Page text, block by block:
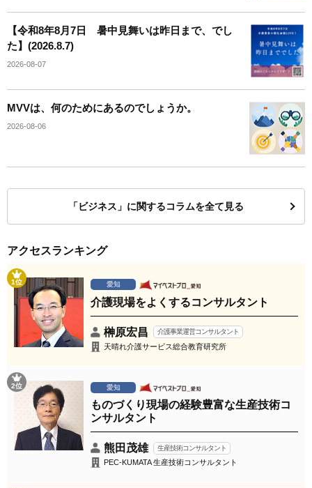
【令和8年8月7日 暑中見舞いは昨日まで、でし
た】(2026.8.7)
2026-08-07
MVVは、何のためにあるのでしょうか。
2026-08-06
「ビジネス」に関するコラムを全て見る
アクセスランキング
1位 愛知
介護現場をよくするコンサルタント
榊原宏昌 介護事業運営コンサルタント
天晴れ介護サービス総合教育研究所
2位 愛知
ものづくり現場の経験豊富な生産技術コ
ンサルタント
熊田茂雄 生産技術コンサルタント
PEC-KUMATA 生産技術コンサルタント